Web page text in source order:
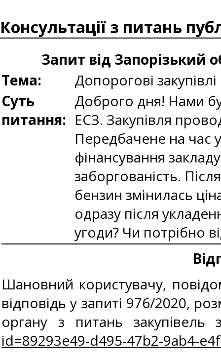
Консультації з питань
Запит від Запорізький
Тема:
Допорогові закупівлі
Суть
питання:
Доброго дня! Нами
ЕСЗ. Закупівля
Передбачене на час
фінансування
заборгованість.
бензин змінилась
одразу після
угоди? Чи потрібно
Шановний користувачу,
відповідь у запиті 976/2020,
органу з питань
id=89293e49-d495-47b2-9ab4-